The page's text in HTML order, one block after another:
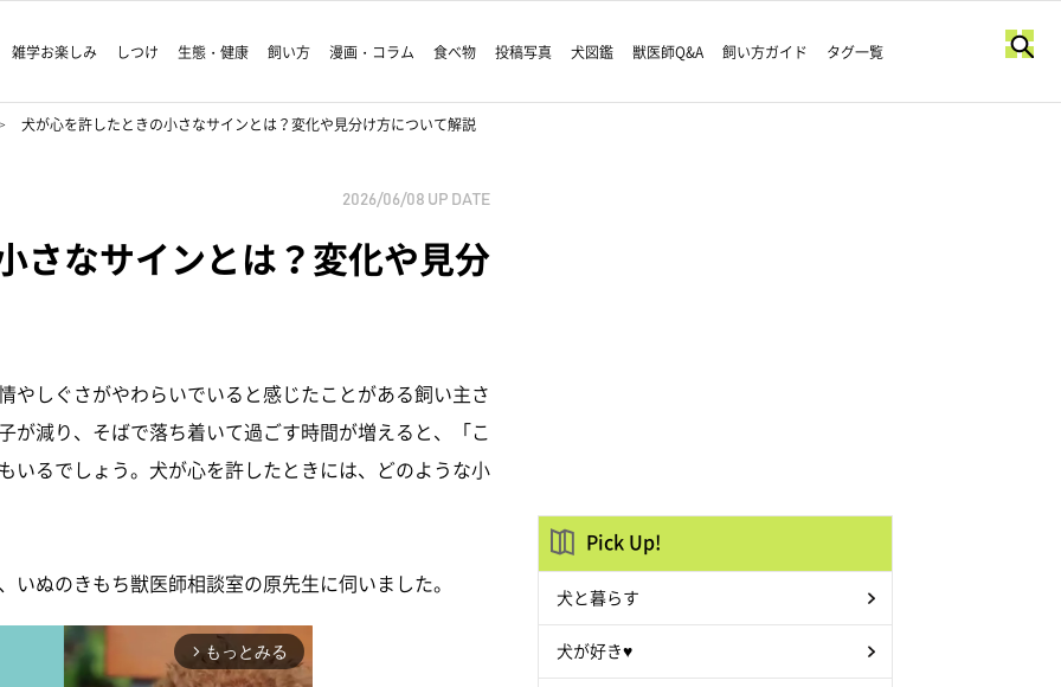
雑学お楽しみ しつけ 生態・健康 飼い方 漫画・コラム 食べ物 投稿写真 犬図鑑 獣医師Q&A 飼い方ガイド タグ一覧
犬が心を許したときの小さなサインとは？変化や見分け方について解説
2026/06/08 UP DATE
さなサインとは？変化や見分
やしぐさがやわらいでいると感じたことがある飼い主さ
が減り、そばで落ち着いて過ごす時間が増えると、「こ
いるでしょう。犬が心を許したときには、どのような小
ぬのきもち獣医師相談室の原先生に伺いました。
arrow_forward_ios もっとみる
Pick Up!
犬と暮らす
犬が好き♥